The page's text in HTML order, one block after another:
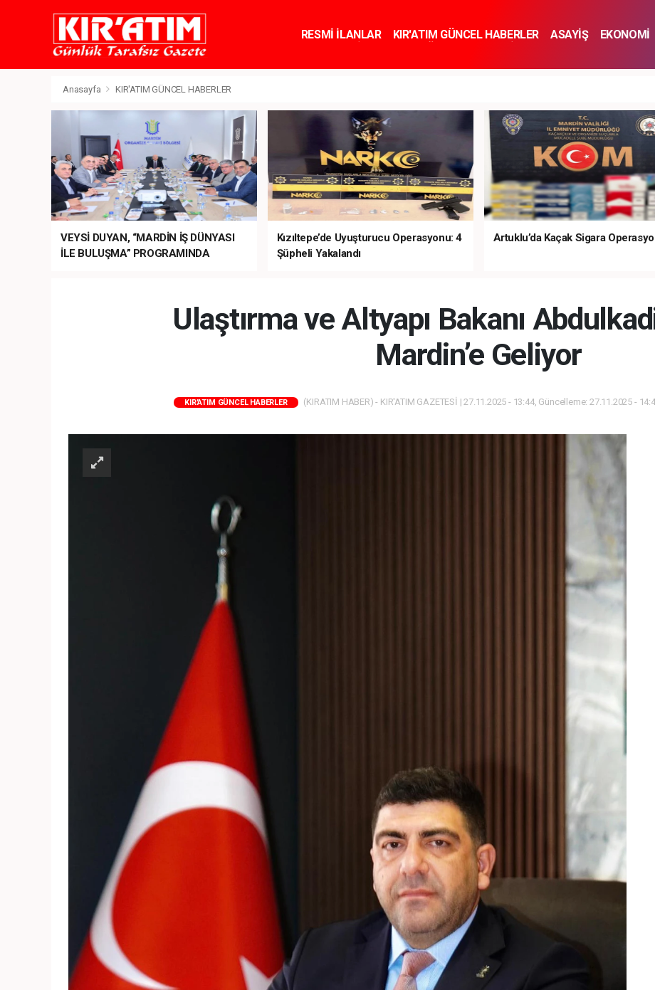
RESMİ İLANLAR KIR'ATIM GÜNCEL HABERLER ASAYİŞ EKONOMİ
Anasayfa KIR'ATIM GÜNCEL HABERLER
VEYSİ DUYAN, “MARDİN İŞ DÜNYASI
İLE BULUŞMA” PROGRAMINDA
Kızıltepe’de Uyuşturucu Operasyonu: 4
Şüpheli Yakalandı
Artuklu’da Kaçak Sigara
Ulaştırma ve Altyapı Bakanı
Mardin’e Geliyor
KIR'ATIM GÜNCEL HABERLER (KIRATIM HABER) - KIR'ATIM GAZETESİ | 27.11.2025 - 13:44, Güncelleme: 27.11.2025 -